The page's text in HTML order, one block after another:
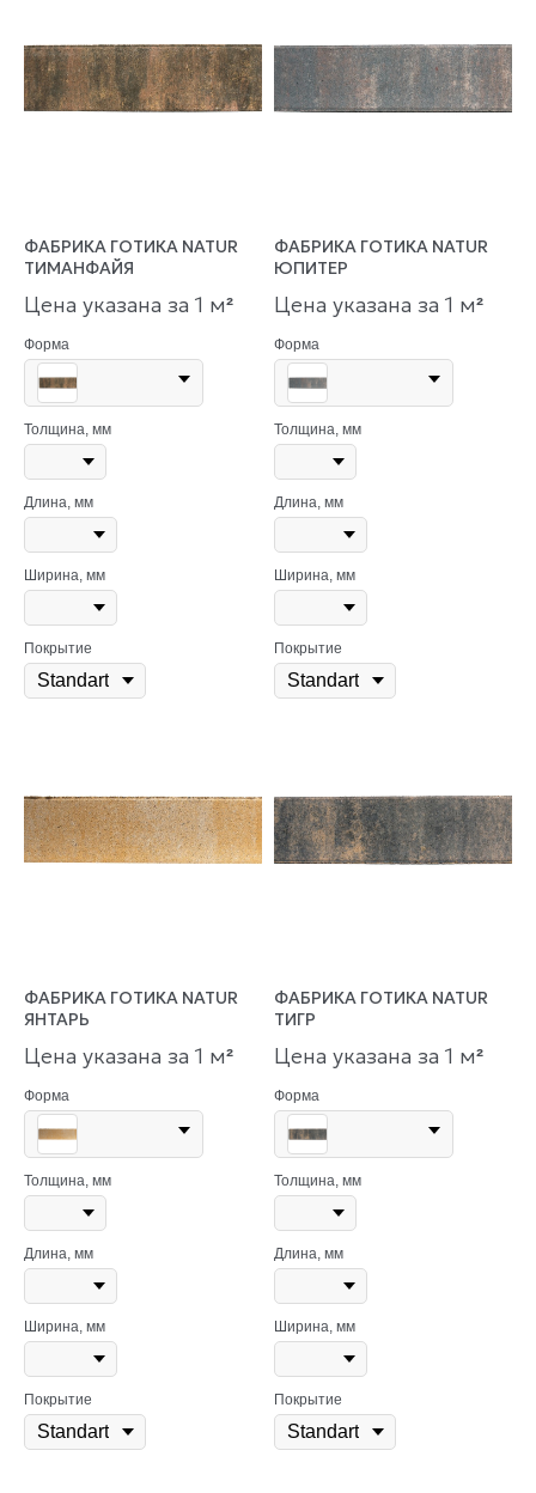
ФАБРИКА ГОТИКА NATUR
ТИМАНФАЙЯ
Цена указана за 1 м²
Форма
Толщина, мм
Длина, мм
Ширина, мм
Покрытие
ФАБРИКА ГОТИКА NATUR
ЮПИТЕР
Цена указана за 1 м²
Форма
Толщина, мм
Длина, мм
Ширина, мм
Покрытие
ФАБРИКА ГОТИКА NATUR
ЯНТАРЬ
Цена указана за 1 м²
Форма
Толщина, мм
Длина, мм
Ширина, мм
Покрытие
ФАБРИКА ГОТИКА NATUR
ТИГР
Цена указана за 1 м²
Форма
Толщина, мм
Длина, мм
Ширина, мм
Покрытие